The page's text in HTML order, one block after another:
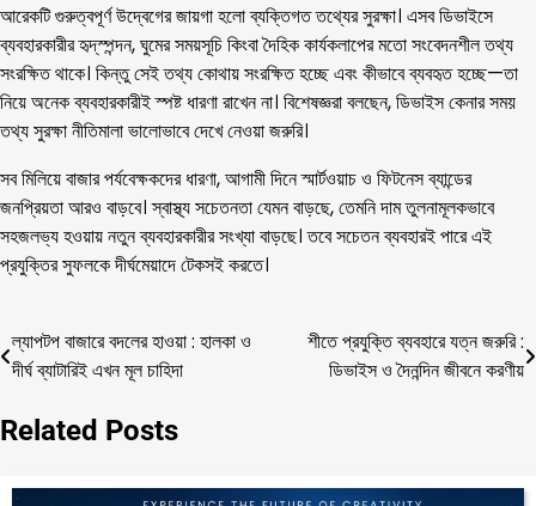
আরেকটি গুরুত্বপূর্ণ উদ্বেগের জায়গা হলো ব্যক্তিগত তথ্যের সুরক্ষা। এসব ডিভাইসে
ব্যবহারকারীর হৃদ্‌স্পন্দন, ঘুমের সময়সূচি কিংবা দৈহিক কার্যকলাপের মতো সংবেদনশীল তথ্য
সংরক্ষিত থাকে। কিন্তু সেই তথ্য কোথায় সংরক্ষিত হচ্ছে এবং কীভাবে ব্যবহৃত হচ্ছে—তা
নিয়ে অনেক ব্যবহারকারীই স্পষ্ট ধারণা রাখেন না। বিশেষজ্ঞরা বলছেন, ডিভাইস কেনার সময়
তথ্য সুরক্ষা নীতিমালা ভালোভাবে দেখে নেওয়া জরুরি।
সব মিলিয়ে বাজার পর্যবেক্ষকদের ধারণা, আগামী দিনে স্মার্টওয়াচ ও ফিটনেস ব্যান্ডের
জনপ্রিয়তা আরও বাড়বে। স্বাস্থ্য সচেতনতা যেমন বাড়ছে, তেমনি দাম তুলনামূলকভাবে
সহজলভ্য হওয়ায় নতুন ব্যবহারকারীর সংখ্যা বাড়ছে। তবে সচেতন ব্যবহারই পারে এই
প্রযুক্তির সুফলকে দীর্ঘমেয়াদে টেকসই করতে।
Post
navigation
ল্যাপটপ বাজারে বদলের হাওয়া : হালকা ও
দীর্ঘ ব্যাটারিই এখন মূল চাহিদা
শীতে প্রযুক্তি ব্যবহারে যত্ন জরুরি :
ডিভাইস ও দৈনন্দিন জীবনে করণীয়
Related Posts